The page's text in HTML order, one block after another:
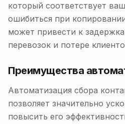
который соответствует
ошибиться при
может привести к
перевозок и потере
Преимущества
Автоматизация сбора
позволяет значительно
повысить его